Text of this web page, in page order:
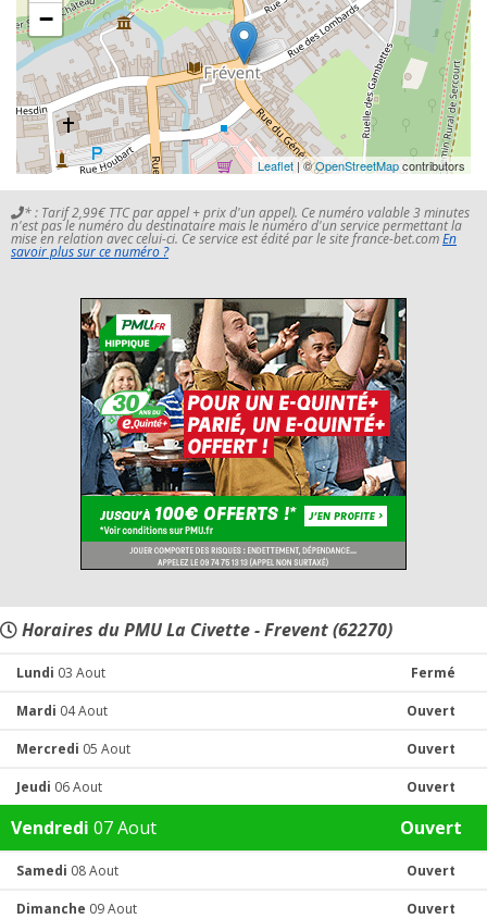
−
Leaflet | ©OpenStreetMapcontributors
* : Tarif 2,99€ TTC par appel + prix d'un appel). Ce numéro valable 3 minutes
n'est pas le numéro du destinataire mais le numéro d'un service permettant la
mise en relation avec celui-ci. Ce service est édité par le site france-bet.comEn
savoir plus sur ce numéro ?
Horaires du PMU La Civette - Frevent (62270)
Lundi 03 Aout Fermé
Mardi 04 Aout Ouvert
Mercredi 05 Aout Ouvert
Jeudi 06 Aout Ouvert
Vendredi 07 Aout Ouvert
Samedi 08 Aout Ouvert
Dimanche 09 Aout Ouvert